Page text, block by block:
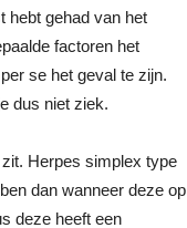
hebt gehad van het
factoren het
se het geval te zijn.
dus niet ziek.
Herpes simplex type
dan wanneer deze op
deze heeft een